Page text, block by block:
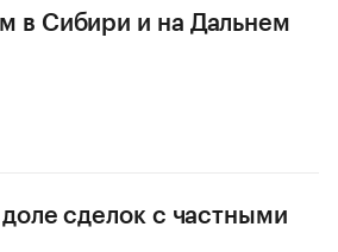
в Сибири и на Дальнем
сделок с частными